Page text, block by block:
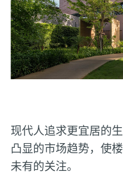
现代人追求更宜居的
凸显的市场趋势，使
未有的关注。